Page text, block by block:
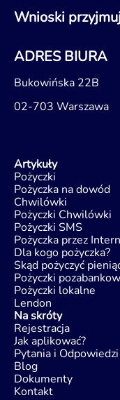
Wnioski
ADRES BIURA
Bukowińska 22B
02-703 Warszawa
Artykuły
Pożyczki
Pożyczka na dowód
Chwilówki
Pożyczki Chwilówki
Pożyczki SMS
Pożyczka przez
Dla kogo pożyczka?
Skąd pożyczyć
Pożyczki
Pożyczki lokalne
Lendon
Na skróty
Rejestracja
Jak aplikować?
Pytania i Odpowiedzi
Blog
Dokumenty
Kontakt